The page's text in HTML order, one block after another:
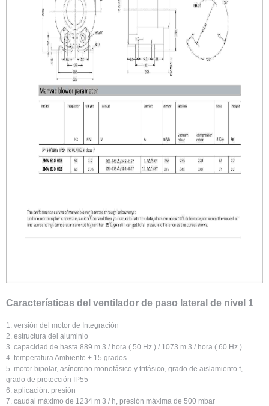
Características del ventilador de paso lateral de nivel 1
1. versión del motor de Integración
2. estructura del aluminio
3. capacidad de hasta 889 m 3 / hora ( 50 Hz ) / 1073 m 3 / hora ( 60 Hz )
4. temperatura Ambiente + 15 grados
5. motor bipolar, asíncrono monofásico y trifásico, grado de aislamiento f,
grado de protección IP55
6. aplicación: presión
7. caudal máximo de 1234 m 3 / h, presión máxima de 500 mbar